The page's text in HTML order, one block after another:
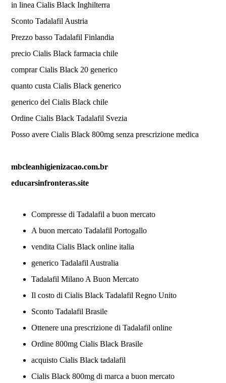
in linea Cialis Black Inghilterra
Sconto Tadalafil Austria
Prezzo basso Tadalafil Finlandia
precio Cialis Black farmacia chile
comprar Cialis Black 20 generico
quanto custa Cialis Black generico
generico del Cialis Black chile
Ordine Cialis Black Tadalafil Svezia
Posso avere Cialis Black 800mg senza prescrizione medica
mbcleanhigienizacao.com.br
educarsinfronteras.site
Compresse di Tadalafil a buon mercato
A buon mercato Tadalafil Portogallo
vendita Cialis Black online italia
generico Tadalafil Australia
Tadalafil Milano A Buon Mercato
Il costo di Cialis Black Tadalafil Regno Unito
Sconto Tadalafil Brasile
Ottenere una prescrizione di Tadalafil online
Ordine 800mg Cialis Black Brasile
acquisto Cialis Black tadalafil
Cialis Black 800mg di marca a buon mercato